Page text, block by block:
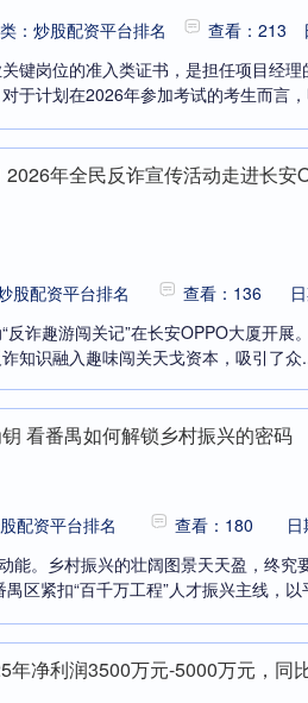
：炒股配资平台排名 查看：213
键岗位的准入类证书，是担任项目经理
于计划在2026年参加考试的考生而言
年全民反诈宣传活动走进长安
股配资平台排名 查看：136
诈趣游闯关记”在长安OPPO大厦开展
知识融入趣味闯关天戈资本，吸引了众
看番禺如何解锁乡村振兴的密码
配资平台排名 查看：180
能。乡村振兴的壮阔图景天天盈，终究
区紧扣“百千万工程”人才振兴主线，以
年净利润3500万元-5000万元，同